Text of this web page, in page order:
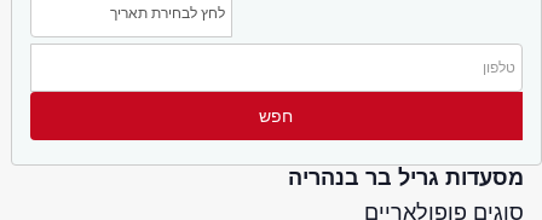
מסעדות גריל בר בנהריה
סוגים פופולאריים